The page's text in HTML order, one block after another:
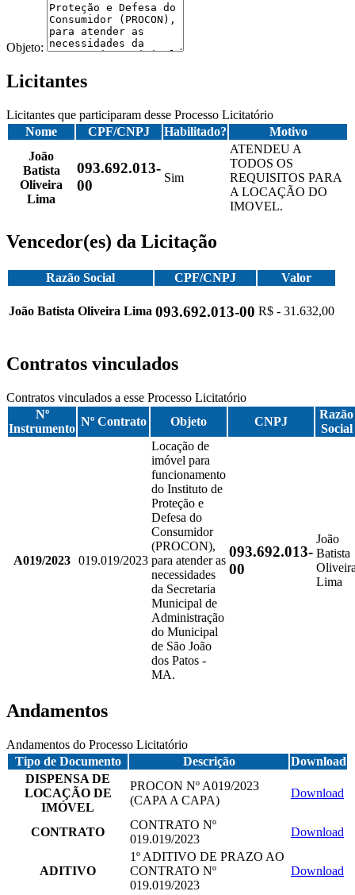
Objeto:
Licitantes
Licitantes que participaram desse Processo Licitatório
Nome
CPF/CNPJ Habilitado?
Motivo
João
Batista
Oliveira
Lima
093.692.013-
00
Sim
ATENDEU A
TODOS OS
REQUISITOS PARA
A LOCAÇÃO DO
IMOVEL.
Vencedor(es) da Licitação
Razão Social CPF/CNPJ Valor
João Batista Oliveira Lima 093.692.013-00 R$ - 31.632,00
Contratos vinculados
Contratos vinculados a esse Processo Licitatório
Nº
Instrumento
Nº Contrato Objeto CNPJ
Razão
Social
A019/2023 019.019/2023
Locação de
imóvel para
funcionamento
do Instituto de
Proteção e
Defesa do
Consumidor
(PROCON),
para atender as
necessidades
da Secretaria
Municipal de
Administração
do Municipal
de São João
dos Patos -
MA.
093.692.013-
00
João
Batista
Lima
Andamentos
Andamentos do Processo Licitatório
Tipo de Documento
Descrição
Download
DISPENSA DE
LOCAÇÃO DE
IMÓVEL
PROCON Nº A019/2023
(CAPA A CAPA)
Download
CONTRATO
CONTRATO Nº
019.019/2023
Download
ADITIVO
1º ADITIVO DE PRAZO AO
CONTRATO Nº
019.019/2023
Download